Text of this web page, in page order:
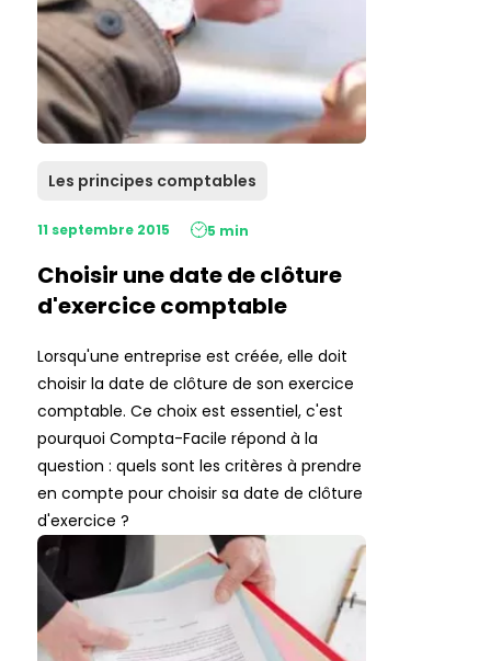
Les principes comptables
11 septembre 2015 5 min
Choisir une date de clôture
d'exercice comptable
Lorsqu'une entreprise est créée, elle doit
choisir la date de clôture de son exercice
comptable. Ce choix est essentiel, c'est
pourquoi Compta-Facile répond à la
question : quels sont les critères à prendre
en compte pour choisir sa date de clôture
d'exercice ?